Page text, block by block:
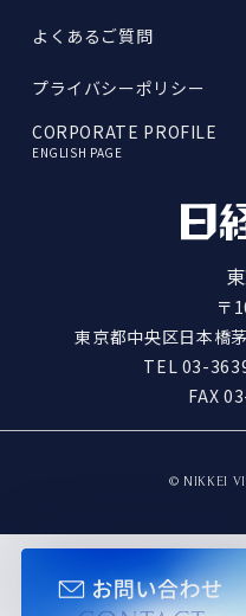
よくあるご質問
プライバシーポリシー
CORPORATE PROFILE
ENGLISH PAGE
〒
東京都中央区日本橋
TEL 03-
FAX
© NIKKEI